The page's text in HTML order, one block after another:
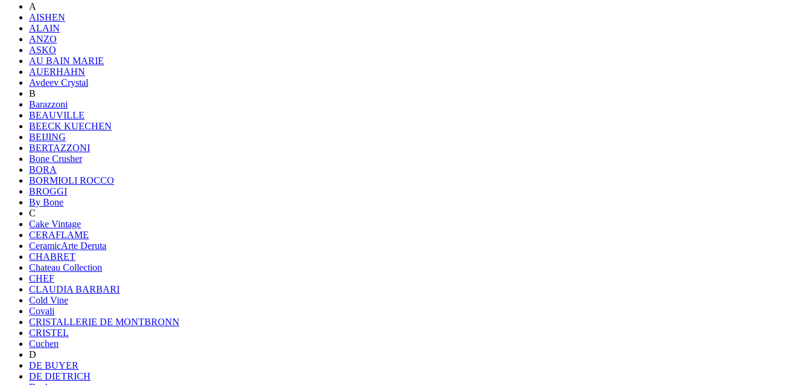
A
AISHEN
ALAIN
ANZO
ASKO
AU BAIN MARIE
AUERHAHN
Avdeev Crystal
B
Barazzoni
BEAUVILLE
BEECK KUECHEN
BEIJING
BERTAZZONI
Bone Crusher
BORA
BORMIOLI ROCCO
BROGGI
By Bone
C
Cake Vintage
CERAFLAME
CeramicArte Deruta
CHABRET
Chateau Collection
CHEF
CLAUDIA BARBARI
Cold Vine
Covali
CRISTALLERIE DE MONTBRONN
CRISTEL
Cuchen
D
DE BUYER
DE DIETRICH